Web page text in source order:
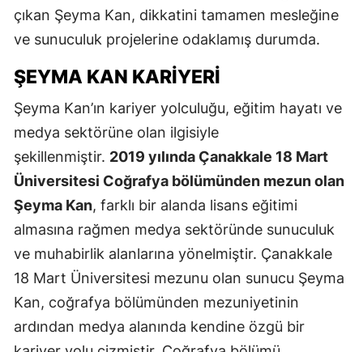
çıkan Şeyma Kan, dikkatini tamamen mesleğine
ve sunuculuk projelerine odaklamış durumda.
ŞEYMA KAN KARIYERI
Şeyma Kan’ın kariyer yolculuğu, eğitim hayatı ve
medya sektörüne olan ilgisiyle
şekillenmiştir. 2019 yılında Çanakkale 18 Mart
Üniversitesi Coğrafya bölümünden mezun olan
Şeyma Kan, farklı bir alanda lisans eğitimi
almasına rağmen medya sektöründe sunuculuk
ve muhabirlik alanlarına yönelmiştir. Çanakkale
18 Mart Üniversitesi mezunu olan sunucu Şeyma
Kan, coğrafya bölümünden mezuniyetinin
ardından medya alanında kendine özgü bir